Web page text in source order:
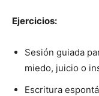
Ejercicios:
Sesión guiada
miedo, juicio o
Escritura